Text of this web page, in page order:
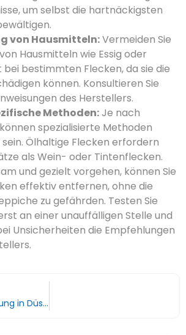
um selbst die hartnäckigsten
von Hausmitteln:Vermeiden Sie
Hausmitteln wie Essig oder
bestimmten Flecken, da sie die
können. Konsultieren Sie
des Herstellers.
Methoden:Je nach
spezialisierte Methoden
Ölhaltige Flecken erfordern
als Wein- oder Tintenflecken.
und gezielt vorgehen, können Sie
effektiv entfernen, ohne die
zu gefährden. Testen Sie
an einer unauffälligen Stelle und
Unsicherheiten die Empfehlungen
Teppichreinigung in Düsseldorf: Die Kunst der Tiefenreinigung